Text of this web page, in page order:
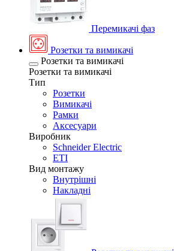
Перемикачі фаз
Розетки та вимикачі
Розетки та вимикачі
Розетки та вимикачі
Тип
Розетки
Вимикачі
Рамки
Аксесуари
Виробник
Schneider Electric
ETI
Вид монтажу
Внутрішні
Накладні